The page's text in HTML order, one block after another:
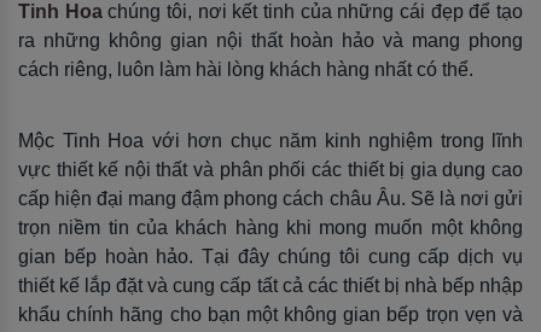
Tinh Hoachúng tôi, nơi kết tinh của những cái đẹp để tạo
ra những không gian nội thất hoàn hảo và mang phong
cách riêng, luôn làm hài lòng khách hàng nhất có thể.
Mộc Tinh Hoa với hơn chục năm kinh nghiệm trong lĩnh
vực thiết kế nội thất và phân phối các thiết bị gia dụng cao
cấp hiện đại mang đậm phong cách châu Âu. Sẽ là nơi gửi
trọn niềm tin của khách hàng khi mong muốn một không
gian bếp hoàn hảo. Tại đây chúng tôi cung cấp dịch vụ
thiết kế lắp đặt và cung cấp tất cả các thiết bị nhà bếp nhập
khẩu chính hãng cho bạn một không gian bếp trọn vẹn và